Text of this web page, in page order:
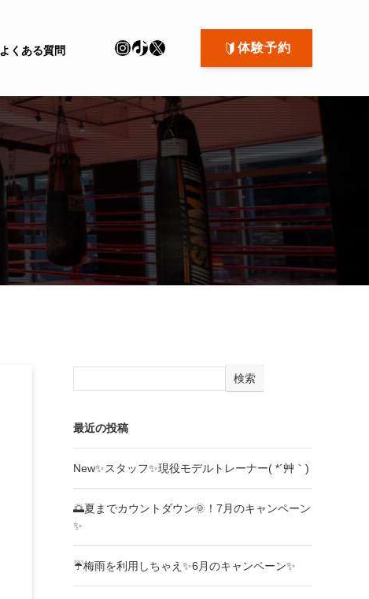
よくある質問 Instagram TikTok X 体験予約
検索
最近の投稿
New✨スタッフ✨現役モデルトレーナー( *´艸｀)
🌅夏までカウントダウン🌞！7月のキャンペーン
✨
☔梅雨を利用しちゃえ✨6月のキャンペーン✨